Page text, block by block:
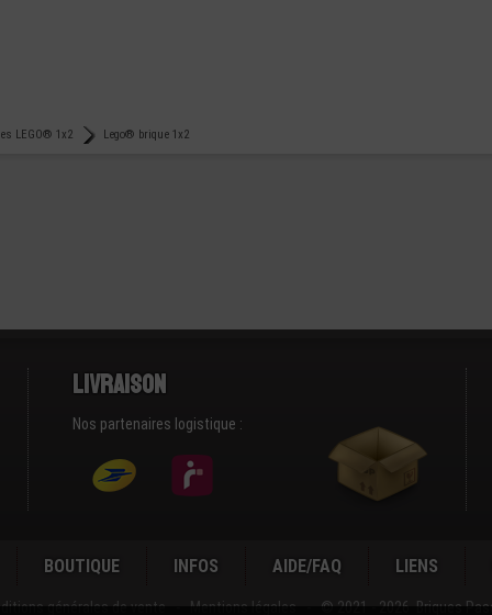
LEGO® 1x2 Lego® brique 1x2
Livraison
Nos partenaires logistique :
BOUTIQUE INFOS AIDE/FAQ LIENS
générales de vente Mentions légales © 2021 - 2026 Briques